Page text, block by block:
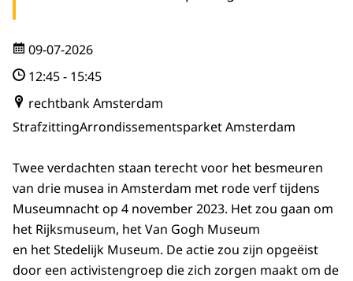
09-07-2026
12:45- 15:45
rechtbank Amsterdam
StrafzittingArrondissementsparket Amsterdam
Twee verdachten staan terecht voor het besmeuren
van drie musea in Amsterdam met rode verf tijdens
Museumnacht op 4 november 2023. Het zou gaan om
het Rijksmuseum, het Van Gogh Museum
en het Stedelijk Museum. De actie zou zijn opgeëist
door een activistengroep die zich zorgen maakt om de